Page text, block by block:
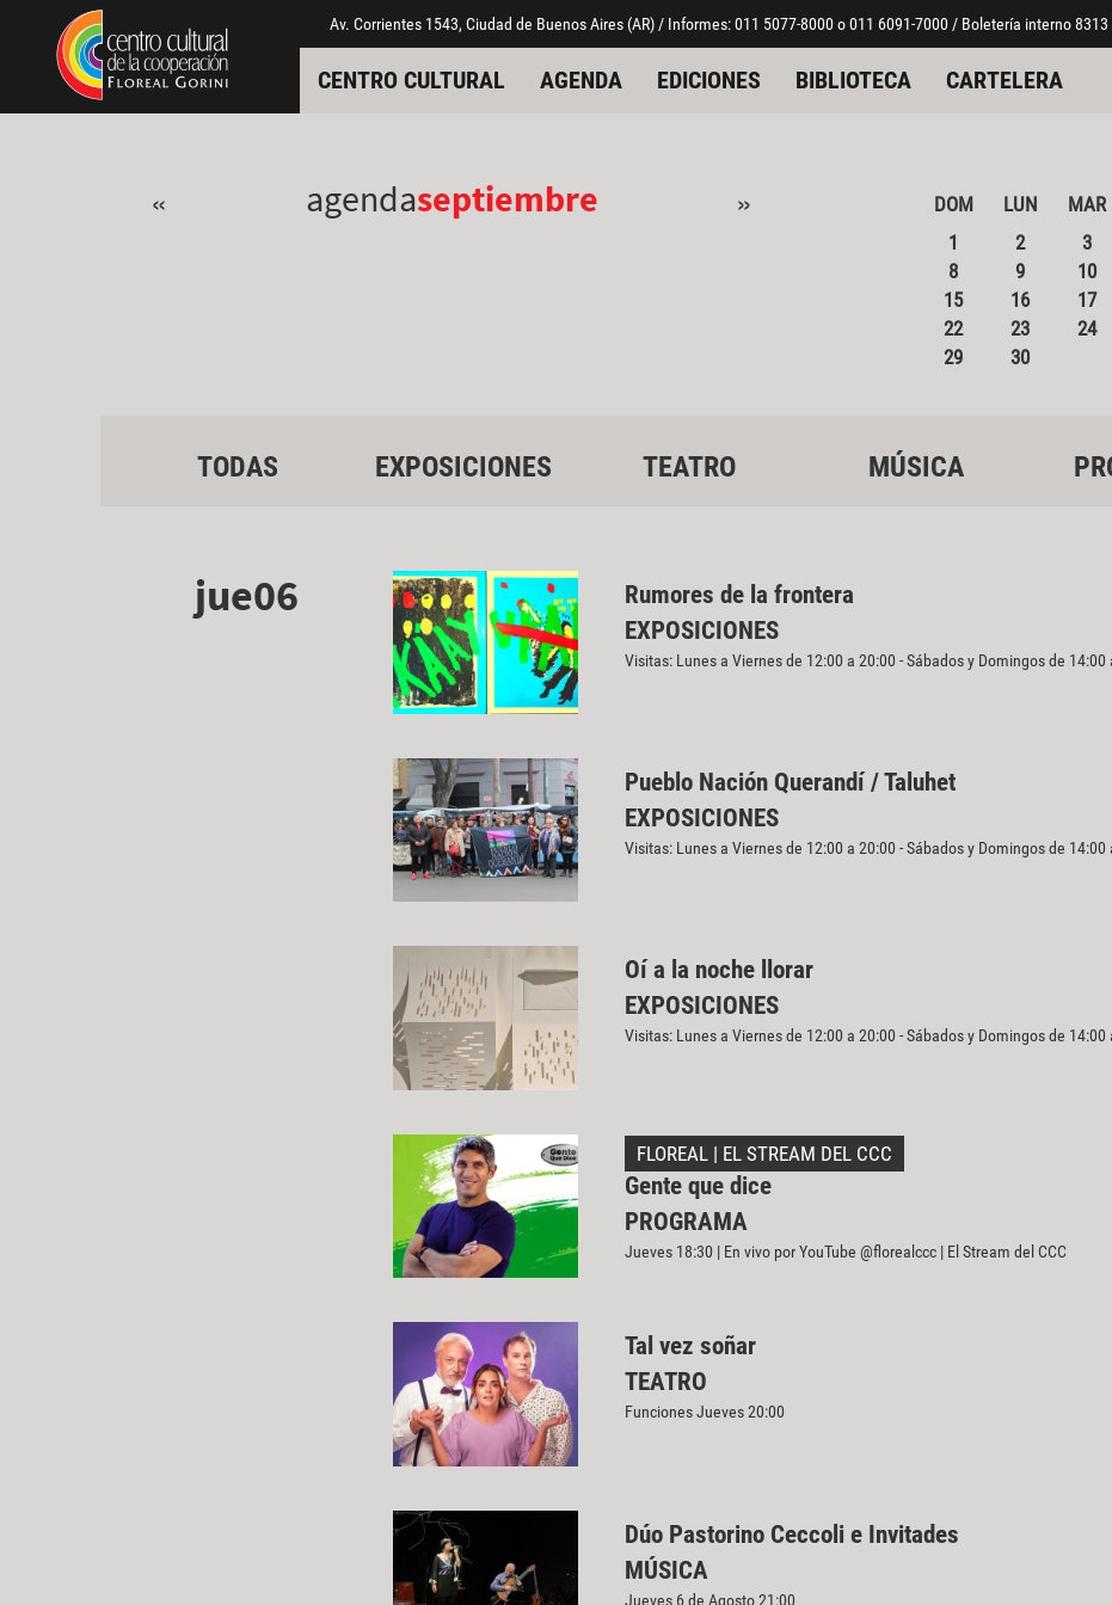
Pasar al contenido principal
Jump to main content Av. Corrientes 1543, Ciudad de Buenos Aires (AR) / Informes: 011 5077-8000 o 011 6091-7000 / Boletería interno
CENTRO CULTURAL AGENDA EDICIONES BIBLIOTECA CARTELERA
« agendaseptiembre » DOM LUN MAR
1
2 3
8
9 10
15
16 17
22
23 24
29
30
TODAS EXPOSICIONES TEATRO MÚSICA
jue06
Rumores de la frontera
EXPOSICIONES
Visitas: Lunes a Viernes de 12:00 a 20:00 - Sábados y Domingos de 14:00
Pueblo Nación Querandí / Taluhet
EXPOSICIONES
Visitas: Lunes a Viernes de 12:00 a 20:00 - Sábados y Domingos de 14:00
Oí a la noche llorar
EXPOSICIONES
Visitas: Lunes a Viernes de 12:00 a 20:00 - Sábados y Domingos de 14:00
FLOREAL | EL STREAM DEL CCC
Gente que dice
PROGRAMA
Jueves 18:30 | En vivo por YouTube @florealccc | El Stream del CCC
Tal vez soñar
TEATRO
Funciones Jueves 20:00
Dúo Pastorino Ceccoli e Invitades
MÚSICA
Jueves 6 de Agosto 21:00